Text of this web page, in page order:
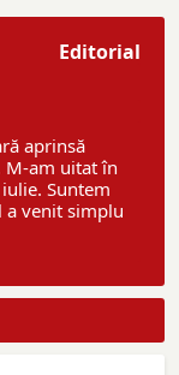
Editorial
aprinsă
M-am uitat în
Suntem
a venit simplu